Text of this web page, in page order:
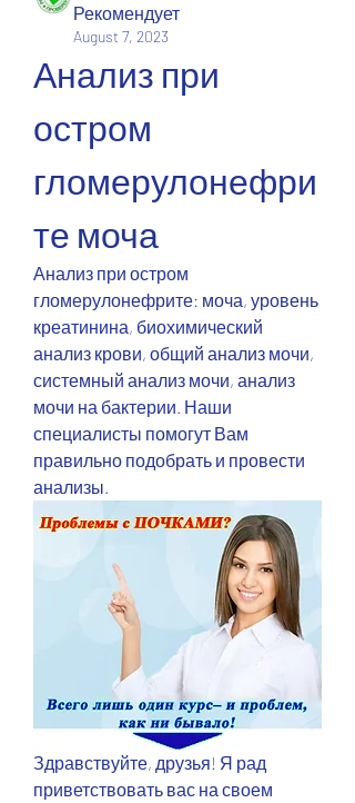
Рекомендует
August 7, 2023
Анализ при
остром
гломерулонефри
те моча
Анализ при остром
гломерулонефрите: моча, уровень
креатинина, биохимический
анализ крови, общий анализ мочи,
системный анализ мочи, анализ
мочи на бактерии. Наши
специалисты помогут Вам
правильно подобрать и провести
анализы.
Здравствуйте, друзья! Я рад
приветствовать вас на своем